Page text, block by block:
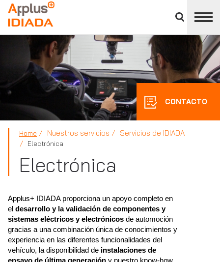
panel
APPLUS+
CONTACTO
Home Nuestros servicios Servicios de IDIADA
Electrónica
Electrónica
Applus+ IDIADA proporciona un apoyo completo en
el desarrollo y la validación de componentes y
sistemas eléctricos y electrónicos de automoción
gracias a una combinación única de conocimientos y
experiencia en las diferentes funcionalidades del
vehículo, la disponibilidad de instalaciones de
ensayo de última generación y nuestro know-how